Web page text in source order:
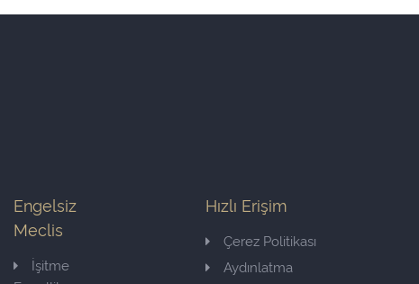
Engelsiz
Meclis
İşitme
Hızlı Erişim
Çerez Politikası
Aydınlatma